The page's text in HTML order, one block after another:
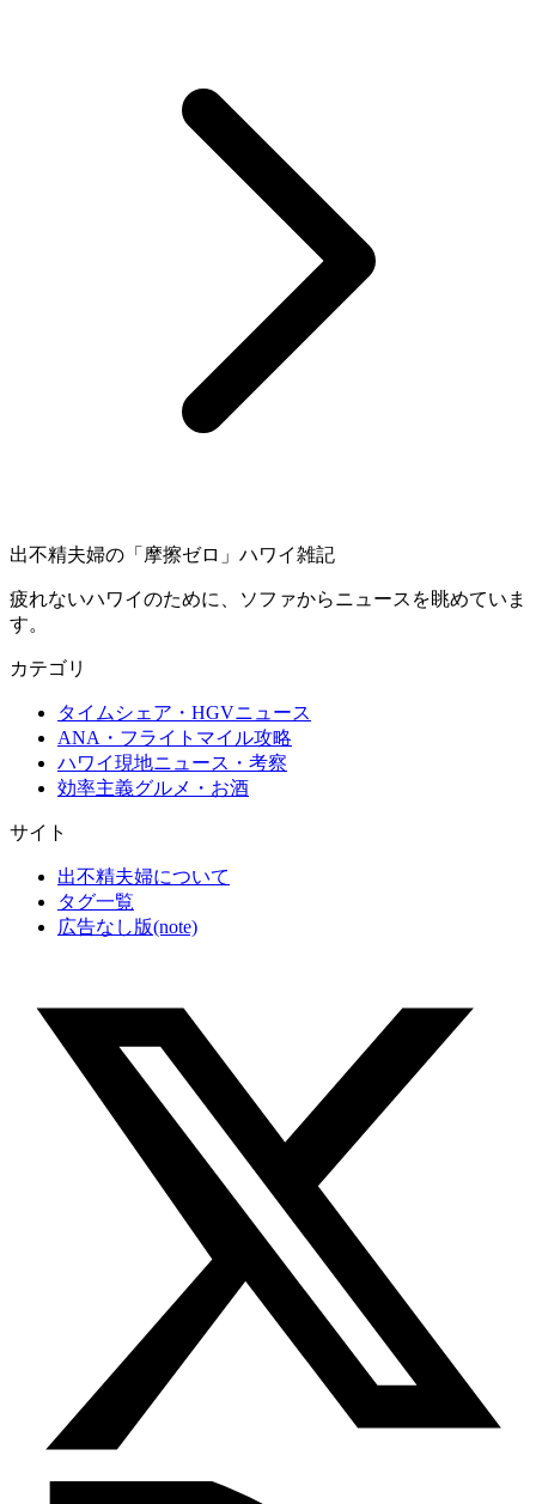
出不精夫婦の 「摩擦ゼロ」 ハワイ雑記
疲れないハワイのために、ソファからニュースを眺めていま
す。
カテゴリ
タイムシェア・HGVニュース
ANA・フライトマイル攻略
ハワイ現地ニュース・考察
効率主義グルメ・お酒
サイト
出不精夫婦について
タグ一覧
広告なし版(note)